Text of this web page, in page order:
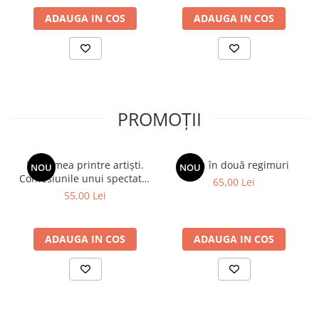
ADAUGA IN COS ADAUGA IN COS
PROMOȚII
NOU
Viața mea printre artiști.
Confesiunile unui spectator
fidel
55,00 Lei
ADAUGA IN COS
NOU
Spion în două regimuri
65,00 Lei
ADAUGA IN COS